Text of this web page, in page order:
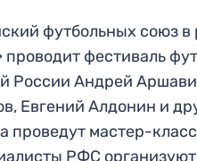
футбольных союз
проводит фестиваль
России Андрей
Евгений Алдонин и
проведут мастер-
РФС